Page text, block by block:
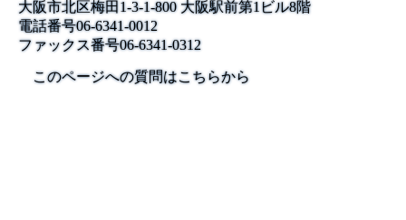
大阪市北区梅田1-3-1-800 大阪駅前第1ビル8階
電話番号06-6341-0012
ファックス番号06-6341-0312
このページへの質問はこちらから